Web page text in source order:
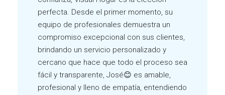
perfecta. Desde el primer momento, su
equipo de profesionales demuestra un
compromiso excepcional con sus clientes,
brindando un servicio personalizado y
cercano que hace que todo el proceso sea
fácil y transparente, José😊 es amable,
profesional y lleno de empatía, entendiendo